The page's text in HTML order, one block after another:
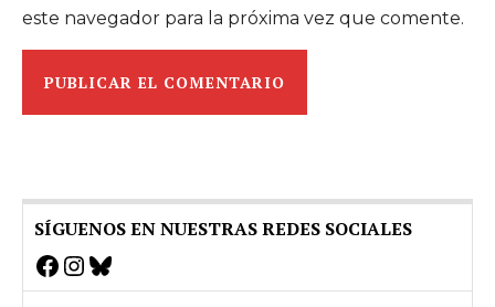
este navegador para la próxima vez que comente.
SÍGUENOS EN NUESTRAS REDES SOCIALES
Facebook
Instagram
Bluesky